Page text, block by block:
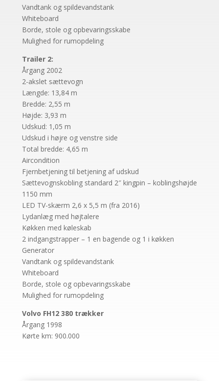
Vandtank og spildevandstank
Whiteboard
Borde, stole og opbevaringsskabe
Mulighed for rumopdeling
Trailer 2:
Årgang 2002
2-akslet sættevogn
Længde: 13,84 m
Bredde: 2,55 m
Højde: 3,93 m
Udskud: 1,05 m
Udskud i højre og venstre side
Total bredde: 4,65 m
Aircondition
Fjernbetjening til betjening af udskud
Sættevognskobling standard 2″ kingpin – koblingshøjde
1150 mm
LED TV-skærm 2,6 x 5,5 m (fra 2016)
Lydanlæg med højtalere
Køkken med køleskab
2 indgangstrapper – 1 en bagende og 1 i køkken
Generator
Vandtank og spildevandstank
Whiteboard
Borde, stole og opbevaringsskabe
Mulighed for rumopdeling
Volvo FH12 380 trækker
Årgang 1998
Kørte km: 900.000